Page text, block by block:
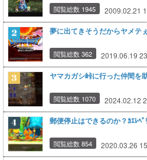
閲覧総数 1945 2009.02.21
夢に出てきそうだからヤメテ
閲覧総数 362 2019.06.19
ヤマカガシ峠に行った仲間を
閲覧総数 1070 2024.02.12
郵便停止はできるのか？ｶｴﾚﾍﾟ
閲覧総数 854 2020.03.26